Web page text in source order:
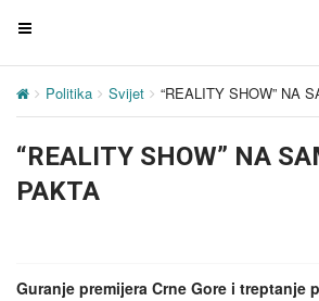
T
g
e
n
g
Politika Svijet “REALITY SHOW” NA
“REALITY SHOW” NA
PAKTA
Guranje premijera Crne Gore i treptanje